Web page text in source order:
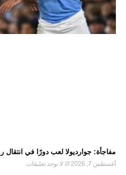
مفاجأة: جوارديولا لعب دورًا في انتقال
أغسطس 7, 2026 لا توجد تعليقات